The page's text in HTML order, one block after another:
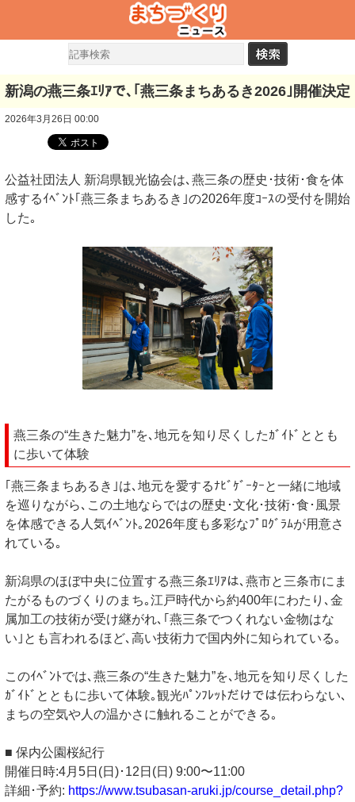
新潟の燕三条ｴﾘｱで､｢燕三条まちあるき2026｣開催決定
2026年3月26日 00:00
公益社団法人 新潟県観光協会は､燕三条の歴史･技術･食を体
感するｲﾍﾞﾝﾄ｢燕三条まちあるき｣の2026年度ｺｰｽの受付を開始
した｡
燕三条の“生きた魅力”を､地元を知り尽くしたｶﾞｲﾄﾞととも
に歩いて体験
｢燕三条まちあるき｣は､地元を愛するﾅﾋﾞｹﾞｰﾀｰと一緒に地域
を巡りながら､この土地ならではの歴史･文化･技術･食･風景
を体感できる人気ｲﾍﾞﾝﾄ｡2026年度も多彩なﾌﾟﾛｸﾞﾗﾑが用意さ
れている｡
新潟県のほぼ中央に位置する燕三条ｴﾘｱは､燕市と三条市にま
たがるものづくりのまち｡江戸時代から約400年にわたり､金
属加工の技術が受け継がれ､｢燕三条でつくれない金物はな
い｣とも言われるほど､高い技術力で国内外に知られている｡
このｲﾍﾞﾝﾄでは､燕三条の“生きた魅力”を､地元を知り尽くした
ｶﾞｲﾄﾞとともに歩いて体験｡観光ﾊﾟﾝﾌﾚｯﾄだけでは伝わらない､
まちの空気や人の温かさに触れることができる｡
■ 保内公園桜紀行
開催日時:4月5日(日)･12日(日) 9:00〜11:00
詳細･予約: https://www.tsubasan-aruki.jp/course_detail.php?